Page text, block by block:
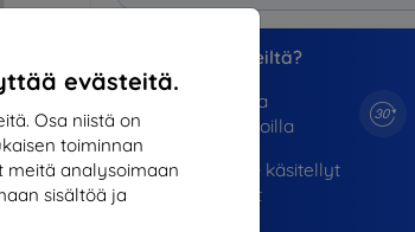
evästeitä.
Osa niistä on
toiminnan
meitä analysoimaan
sisältöä ja
Miksi ostaa meiltä?
vuotta
markkinoilla
819643+käsitellyt
tilaukset